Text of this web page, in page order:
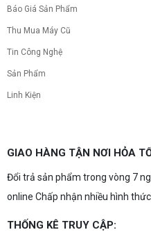
Báo Giá Sản Phẩm
Thu Mua Máy Cũ
Tin Công Nghệ
Sản Phẩm
Linh Kiện
GIAO HÀNG TẬN NƠI HỎA
Đổi trả sản phẩm trong vòng 7
online Chấp nhận nhiều hình
THỐNG KÊ TRUY CẬP: